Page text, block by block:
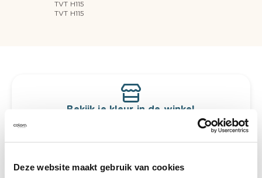
Deze website maakt gebruik van cookies
TVT H115
TVT H115
Bekijk je kleur in de winkel
Ontdek er kleurechte stalen van je
te verfijnen.